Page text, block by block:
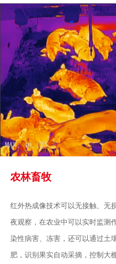
农林畜牧
红外热成像技术可以无接触、无
夜观察，在农业中可以实时监测
染性病害、冻害，还可以通过土
肥，识别果实自动采摘，控制大